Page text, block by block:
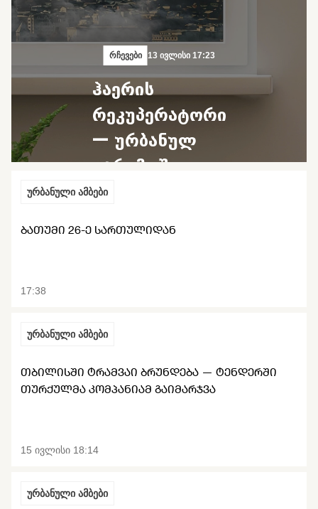
რჩევები 13 ივლისი 17:23
ჰაერის
რეკუპერატორი
— ურბანულ
გარემოში
დაბინძურებულ
ურბანული ამბები
ᲑᲐᲗᲣᲛᲘ 26-Ე ᲡᲐᲠᲗᲣᲚᲘᲓᲐᲜ
17:38
ურბანული ამბები
ᲗᲑᲘᲚᲘᲡᲨᲘ ᲢᲠᲐᲛᲕᲐᲘ ᲑᲠᲣᲜᲓᲔᲑᲐ — ᲢᲔᲜᲓᲔᲠᲨᲘ
ᲗᲣᲠᲥᲣᲚᲛᲐ ᲙᲝᲛᲞᲐᲜᲘᲐᲛ ᲒᲐᲘᲛᲐᲠᲯᲕᲐ
15 ივლისი 18:14
ურბანული ამბები